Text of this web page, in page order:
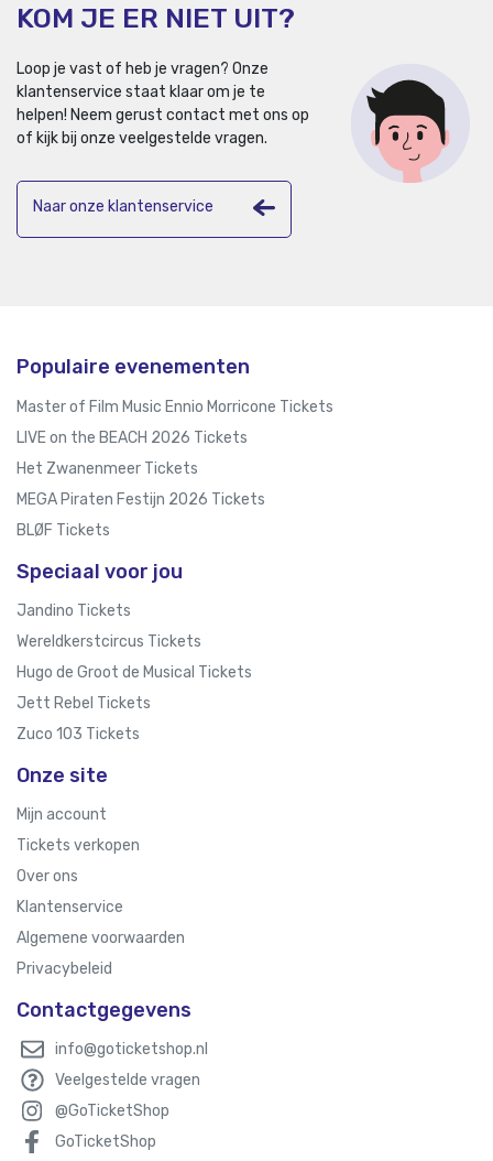
KOM JE ER NIET UIT?
Loop je vast of heb je vragen? Onze
klantenservice staat klaar om je te
helpen! Neem gerust contact met ons op
of kijk bij onze veelgestelde vragen.
Naar onze klantenservice
Populaire evenementen
Master of Film Music Ennio Morricone Tickets
LIVE on the BEACH 2026 Tickets
Het Zwanenmeer Tickets
MEGA Piraten Festijn 2026 Tickets
BLØF Tickets
Speciaal voor jou
Jandino Tickets
Wereldkerstcircus Tickets
Hugo de Groot de Musical Tickets
Jett Rebel Tickets
Zuco 103 Tickets
Onze site
Mijn account
Tickets verkopen
Over ons
Klantenservice
Algemene voorwaarden
Privacybeleid
Contactgegevens
info@goticketshop.nl
Veelgestelde vragen
@GoTicketShop
GoTicketShop